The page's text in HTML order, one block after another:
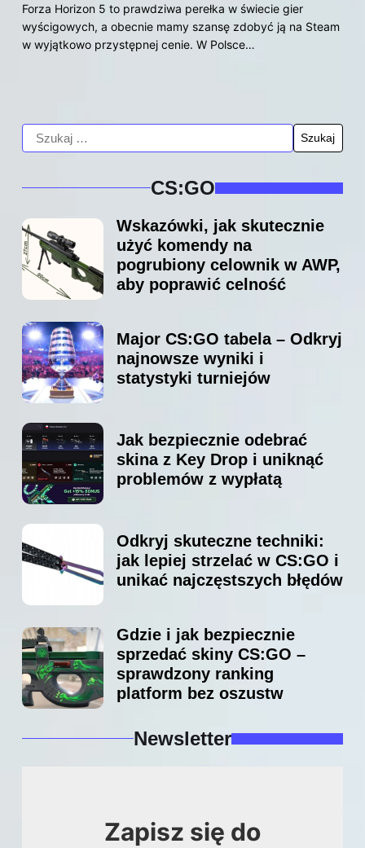
Forza Horizon 5 to prawdziwa perełka w świecie gier
wyścigowych, a obecnie mamy szansę zdobyć ją na Steam
w wyjątkowo przystępnej cenie. W Polsce…
CS:GO
Wskazówki, jak skutecznie
użyć komendy na
pogrubiony celownik w AWP,
aby poprawić celność
Major CS:GO tabela – Odkryj
najnowsze wyniki i
statystyki turniejów
Jak bezpiecznie odebrać
skina z Key Drop i uniknąć
problemów z wypłatą
Odkryj skuteczne techniki:
jak lepiej strzelać w CS:GO i
unikać najczęstszych błędów
Gdzie i jak bezpiecznie
sprzedać skiny CS:GO –
sprawdzony ranking
platform bez oszustw
Newsletter
Zapisz się do